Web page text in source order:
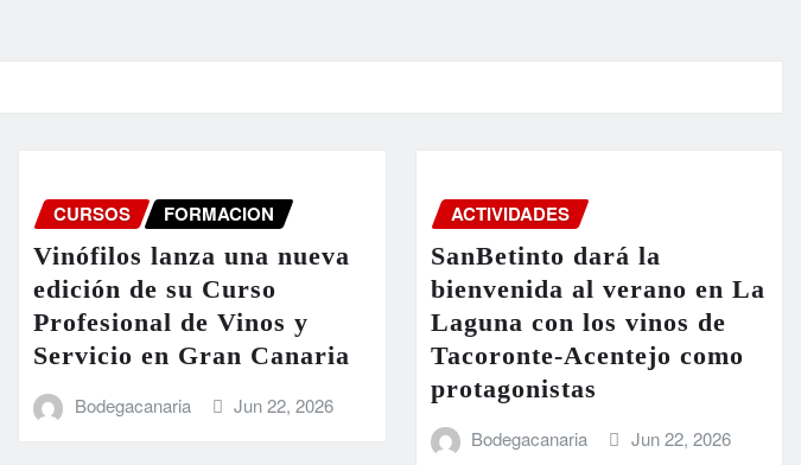
CURSOS FORMACION
Vinófilos lanza una nueva
edición de su Curso
Profesional de Vinos y
Servicio en Gran Canaria
Bodegacanaria Jun 22, 2026
ACTIVIDADES
SanBetinto dará la
bienvenida al verano en La
Laguna con los vinos de
Tacoronte-Acentejo como
protagonistas
Bodegacanaria Jun 22, 2026